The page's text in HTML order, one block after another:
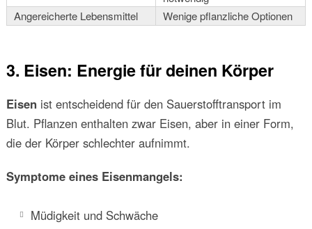
Angereicherte Lebensmittel
Wenige pflanzliche Optionen
3. Eisen: Energie für deinen Körper
Eisen ist entscheidend für den Sauerstofftransport im
Blut. Pflanzen enthalten zwar Eisen, aber in einer Form,
die der Körper schlechter aufnimmt.
Symptome eines Eisenmangels:
Müdigkeit und Schwäche